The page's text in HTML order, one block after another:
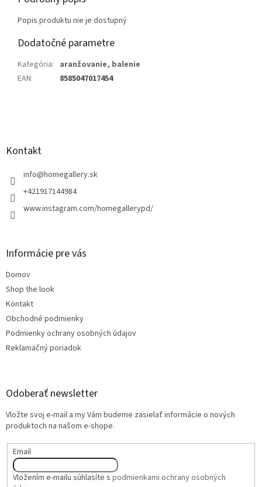
Popis produktu nie je dostupný
Dodatočné parametre
Kategória: aranžovanie, balenie
EAN: 8585047017454
Kontakt
info@homegallery.sk
+421917144984
www.instagram.com/homegallerypd/
Informácie pre vás
Domov
Shop the look
Kontakt
Obchodné podmienky
Podmienky ochrany osobných údajov
Reklamačný poriadok
Odoberať newsletter
Vložte svoj e-mail a my Vám budeme zasielať informácie o nových
produktoch na našom e-shope.
Email
Vložením e-mailu súhlasíte s podmienkami ochrany osobných